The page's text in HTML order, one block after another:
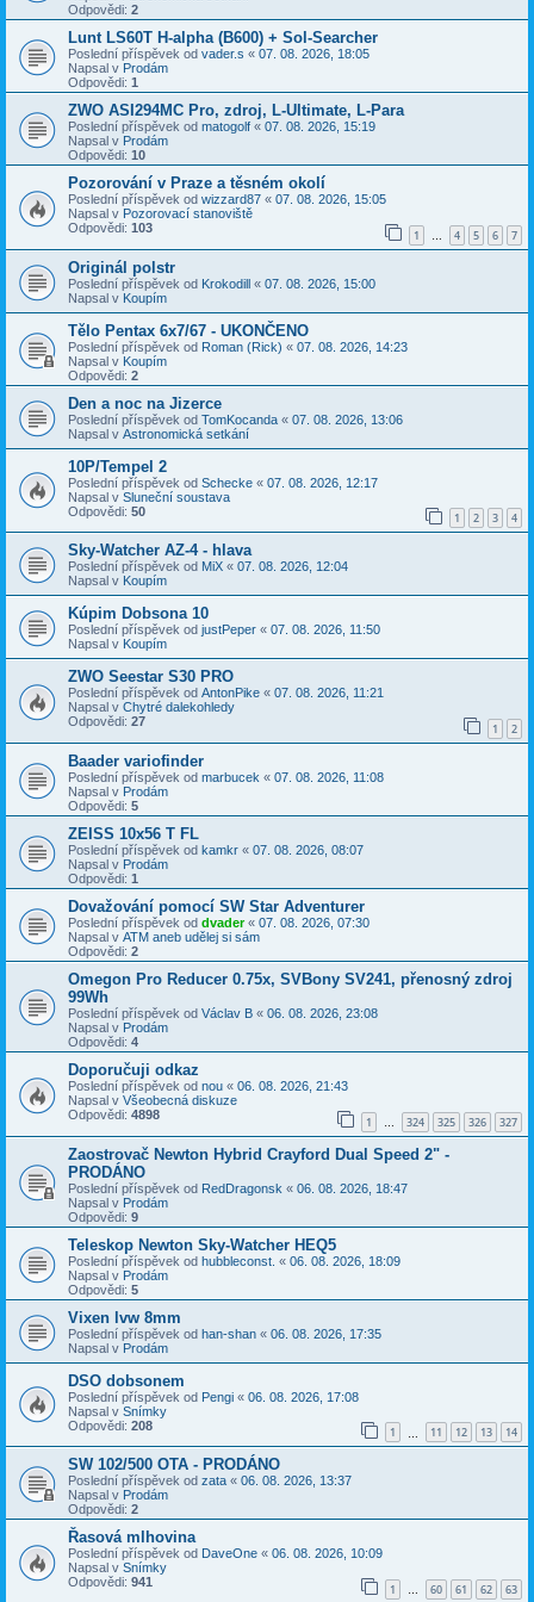
Odpovědi: 2
Lunt LS60T H-alpha (B600) + Sol-Searcher
Poslední příspěvek od vader.s « 07. 08. 2026, 18:05
Napsal v Prodám
Odpovědi: 1
ZWO ASI294MC Pro, zdroj, L-Ultimate, L-Para
Poslední příspěvek od matogolf « 07. 08. 2026, 15:19
Napsal v Prodám
Odpovědi: 10
Pozorování v Praze a těsném okolí
Poslední příspěvek od wizzard87 « 07. 08. 2026, 15:05
Napsal v Pozorovací stanoviště
Odpovědi: 103 1 … 4 5 6 7
Originál polstr
Poslední příspěvek od Krokodill « 07. 08. 2026, 15:00
Napsal v Koupím
Tělo Pentax 6x7/67 - UKONČENO
Poslední příspěvek od Roman (Rick) « 07. 08. 2026, 14:23
Napsal v Koupím
Odpovědi: 2
Den a noc na Jizerce
Poslední příspěvek od TomKocanda « 07. 08. 2026, 13:06
Napsal v Astronomická setkání
10P/Tempel 2
Poslední příspěvek od Schecke « 07. 08. 2026, 12:17
Napsal v Sluneční soustava
Odpovědi: 50 1 2 3 4
Sky-Watcher AZ-4 - hlava
Poslední příspěvek od MiX « 07. 08. 2026, 12:04
Napsal v Koupím
Kúpim Dobsona 10
Poslední příspěvek od justPeper « 07. 08. 2026, 11:50
Napsal v Koupím
ZWO Seestar S30 PRO
Poslední příspěvek od AntonPike « 07. 08. 2026, 11:21
Napsal v Chytré dalekohledy
Odpovědi: 27 1 2
Baader variofinder
Poslední příspěvek od marbucek « 07. 08. 2026, 11:08
Napsal v Prodám
Odpovědi: 5
ZEISS 10x56 T FL
Poslední příspěvek od kamkr « 07. 08. 2026, 08:07
Napsal v Prodám
Odpovědi: 1
Dovažování pomocí SW Star Adventurer
Poslední příspěvek od dvader« 07. 08. 2026, 07:30
Napsal v ATM aneb udělej si sám
Odpovědi: 2
Omegon Pro Reducer 0.75x, SVBony SV241, přenosný zdroj
99Wh
Poslední příspěvek od Václav B « 06. 08. 2026, 23:08
Napsal v Prodám
Odpovědi: 4
Doporučuji odkaz
Poslední příspěvek od nou « 06. 08. 2026, 21:43
Napsal v Všeobecná diskuze
Odpovědi: 4898 1 … 324 325 326 327
Zaostrovač Newton Hybrid Crayford Dual Speed 2" -
PRODÁNO
Poslední příspěvek od RedDragonsk « 06. 08. 2026, 18:47
Napsal v Prodám
Odpovědi: 9
Teleskop Newton Sky-Watcher HEQ5
Poslední příspěvek od hubbleconst. « 06. 08. 2026, 18:09
Napsal v Prodám
Odpovědi: 5
Vixen lvw 8mm
Poslední příspěvek od han-shan « 06. 08. 2026, 17:35
Napsal v Prodám
DSO dobsonem
Poslední příspěvek od Pengi « 06. 08. 2026, 17:08
Napsal v Snímky
Odpovědi: 208 1 11 12 13 14
SW 102/500 OTA - PRODÁNO
Poslední příspěvek od zata « 06. 08. 2026, 13:37
Napsal v Prodám
Odpovědi: 2
Řasová mlhovina
Poslední příspěvek od DaveOne « 06. 08. 2026, 10:09
Napsal v Snímky
Odpovědi: 941 1 … 60 61 62 63